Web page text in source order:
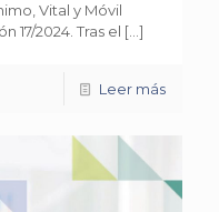
Vital y Móvil
17/2024. Tras el […]
Leer más